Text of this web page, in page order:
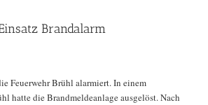
Brandalarm
Feuerwehr Brühl alarmiert. In einem
hatte die Brandmeldeanlage ausgelöst. Nach